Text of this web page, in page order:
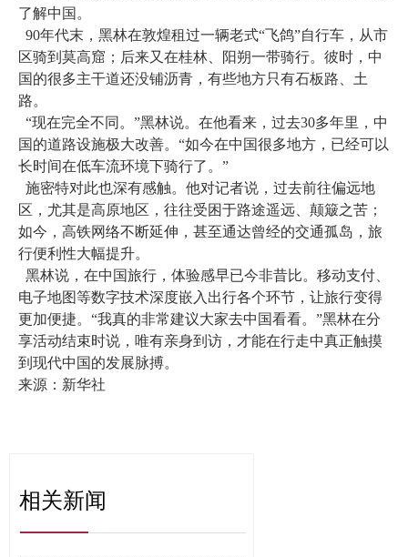
了解中国。
90年代末，黑林在敦煌租过一辆老式“飞鸽”自行车，从市
区骑到莫高窟；后来又在桂林、阳朔一带骑行。彼时，中
国的很多主干道还没铺沥青，有些地方只有石板路、土
路。
“现在完全不同。”黑林说。在他看来，过去30多年里，中
国的道路设施极大改善。“如今在中国很多地方，已经可以
长时间在低车流环境下骑行了。”
施密特对此也深有感触。他对记者说，过去前往偏远地
区，尤其是高原地区，往往受困于路途遥远、颠簸之苦；
如今，高铁网络不断延伸，甚至通达曾经的交通孤岛，旅
行便利性大幅提升。
黑林说，在中国旅行，体验感早已今非昔比。移动支付、
电子地图等数字技术深度嵌入出行各个环节，让旅行变得
更加便捷。“我真的非常建议大家去中国看看。”黑林在分
享活动结束时说，唯有亲身到访，才能在行走中真正触摸
到现代中国的发展脉搏。
来源：新华社
相关新闻